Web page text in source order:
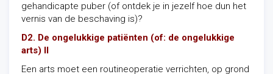
gehandicapte puber (of ontdek je in jezelf hoe dun het
vernis van de beschaving is)?
D2. De ongelukkige patiënten (of: de ongelukkige
arts) II
Een arts moet een routineoperatie verrichten, op grond